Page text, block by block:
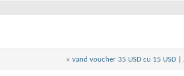
« vand voucher 35 USD cu 15 USD|